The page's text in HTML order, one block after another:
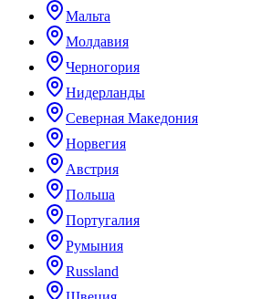
Мальта
Молдавия
Черногория
Нидерланды
Северная Македония
Норвегия
Австрия
Польша
Португалия
Румыния
Russland